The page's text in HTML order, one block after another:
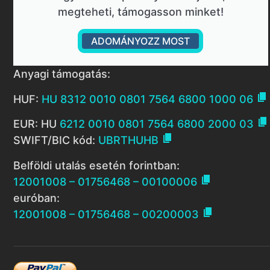
megteheti, támogasson minket!
ADOMÁNYOZZ MOST
Anyagi támogatás:
HUF: HU 8312 0010 0801 7564 6800 1000 06 
EUR: HU 6212 0010 0801 7564 6800 2000 03 
SWIFT/BIC kód: UBRTHUHB 
Belföldi utalás esetén forintban:
12001008 – 01756468 – 00100006 
euróban:
12001008 – 01756468 – 00200003 